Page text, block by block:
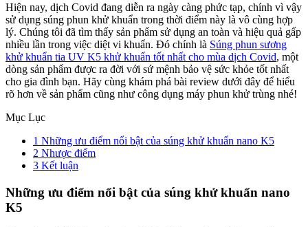
Hiện nay, dịch Covid đang diễn ra ngày càng phức tạp, chính vì vậy
sử dụng súng phun khử khuẩn trong thời điểm này là vô cùng hợp
lý. Chúng tôi đã tìm thấy sản phẩm sử dụng an toàn và hiệu quả gấp
nhiều lần trong việc diệt vi khuẩn. Đó chính là Súng phun sương
khử khuẩn tia UV K5 khử khuẩn tốt nhất cho mùa dịch Covid, một
dòng sản phẩm được ra đời với sứ mệnh bảo vệ sức khỏe tốt nhất
cho gia đình bạn. Hãy cùng khám phá bài review dưới đây để hiểu
rõ hơn về sản phẩm cũng như công dụng máy phun khử trùng nhé!
Mục Lục
1 Những ưu điểm nổi bật của súng khử khuẩn nano K5
2 Nhược điểm
3 Kết luận
Những ưu điểm nổi bật của súng khử khuẩn nano
K5